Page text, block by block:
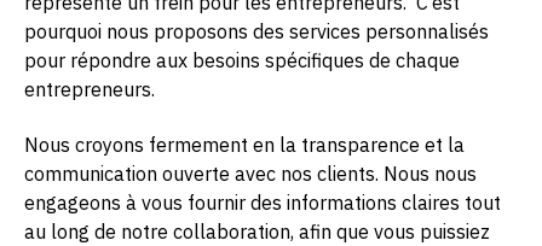
pourquoi nous proposons des services personnalisés
pour répondre aux besoins spécifiques de chaque
entrepreneurs.
Nous croyons fermement en la transparence et la
communication ouverte avec nos clients. Nous nous
engageons à vous fournir des informations claires tout
au long de notre collaboration, afin que vous puissiez